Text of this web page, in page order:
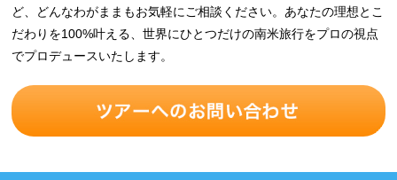
ど、どんなわがままもお気軽にご相談ください。あなたの理想とこ
だわりを100%叶える、世界にひとつだけの南米旅行をプロの視点
でプロデュースいたします。